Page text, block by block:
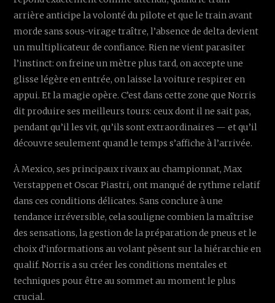
arrière anticipe la volonté du pilote et que le train avant
morde sans sous-virage traître, l’absence de delta devient
un multiplicateur de confiance. Rien ne vient parasiter
l’instinct: on freine un mètre plus tard, on accepte une
glisse légère en entrée, on laisse la voiture respirer en
appui. Et la magie opère. C’est dans cette zone que Norris
dit produire ses meilleurs tours: ceux dont il ne sait pas,
pendant qu’il les vit, qu’ils sont extraordinaires — et qu’il
découvre seulement quand le temps s’affiche à l’arrivée.
À Mexico, ses principaux rivaux au championnat, Max
Verstappen et Oscar Piastri, ont manqué de rythme relatif
dans ces conditions délicates. Sans conclure à une
tendance irréversible, cela souligne combien la maîtrise
des sensations, la gestion de la préparation de pneus et le
choix d’informations au volant pèsent sur la hiérarchie en
qualif. Norris a su créer les conditions mentales et
techniques pour être au sommet au moment le plus
crucial.